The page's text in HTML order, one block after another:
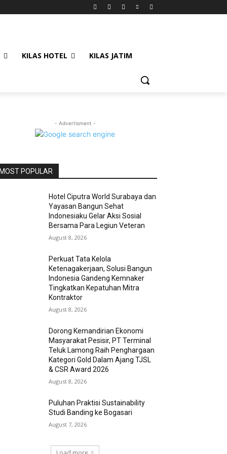
KILAS HOTEL KILAS JATIM
- Advertisment -
MOST POPULAR
Hotel Ciputra World Surabaya dan
Yayasan Bangun Sehat
Indonesiaku Gelar Aksi Sosial
Bersama Para Legiun Veteran
August 8, 2026
Perkuat Tata Kelola
Ketenagakerjaan, Solusi Bangun
Indonesia Gandeng Kemnaker
Tingkatkan Kepatuhan Mitra
Kontraktor
August 8, 2026
Dorong Kemandirian Ekonomi
Masyarakat Pesisir, PT Terminal
Teluk Lamong Raih Penghargaan
Kategori Gold Dalam Ajang TJSL
& CSR Award 2026
August 8, 2026
Puluhan Praktisi Sustainability
Studi Banding ke Bogasari
August 7, 2026